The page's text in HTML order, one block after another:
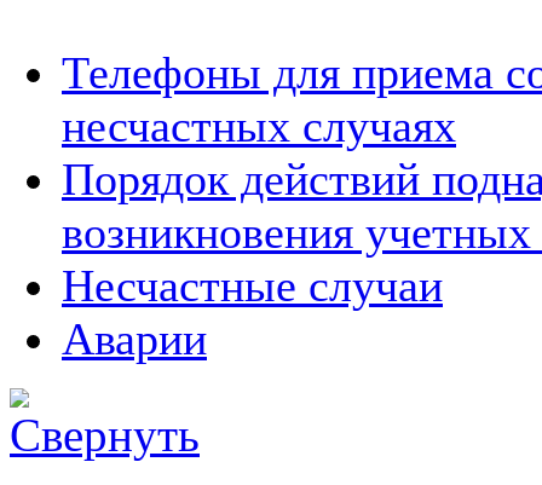
Телефоны для приема
несчастных случаях
Порядок действий
возникновения
Несчастные случаи
Аварии